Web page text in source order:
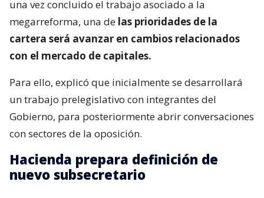
una vez concluido el trabajo asociado a la
megarreforma, una de las prioridades de la
cartera será avanzar en cambios relacionados
con el mercado de capitales.
Para ello, explicó que inicialmente se desarrollará
un trabajo prelegislativo con integrantes del
Gobierno, para posteriormente abrir conversaciones
con sectores de la oposición.
Hacienda prepara definición de
nuevo subsecretario